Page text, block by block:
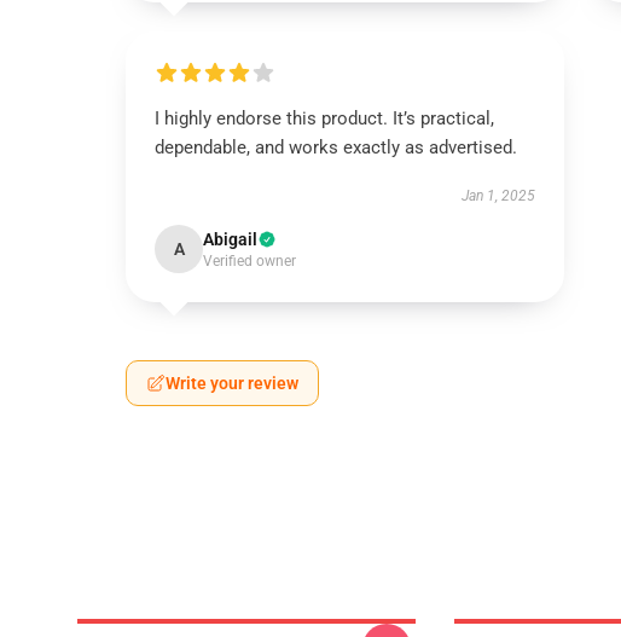
I highly endorse this product. It’s practical,
dependable, and works exactly as advertised.
Jan 1, 2025
A Abigail
Verified owner
Write your review